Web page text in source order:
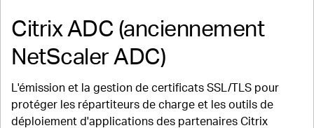
Citrix ADC (anciennement
NetScaler ADC)
L'émission et la gestion de certificats SSL/TLS pour
protéger les répartiteurs de charge et les outils de
déploiement d'applications des partenaires Citrix